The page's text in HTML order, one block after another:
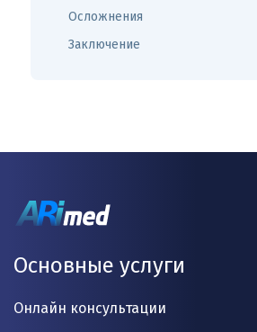
Осложнения
Заключение
Основные услуги
Онлайн консультации